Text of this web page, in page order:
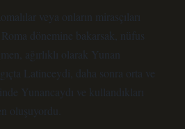
veya onların mirasçıları
dönemine bakarsak, nüfus
ağırlıklı olarak Yunan
Latinceydi, daha sonra orta ve
Yunancaydı ve kullandıkları
oluşuyordu.